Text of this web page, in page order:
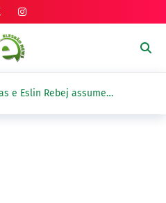
e Eslin Rebej assume